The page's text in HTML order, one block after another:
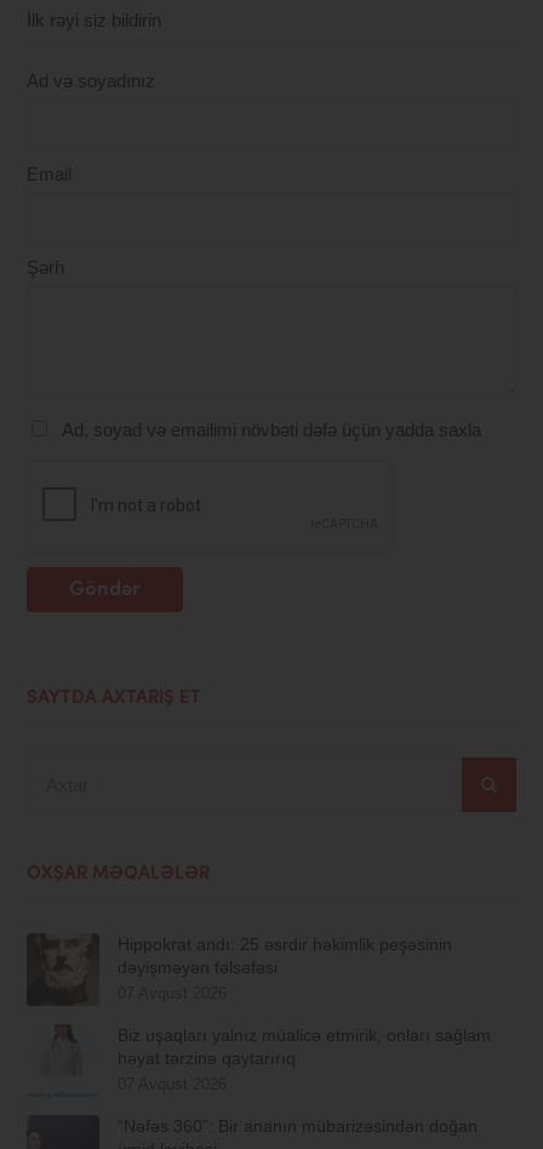
SAYTDA AXTARIŞ ET
OXŞAR MƏQALƏLƏR
Hippokrat andı: 25 əsrdir həkimlik peşəsinin
dəyişməyən fəlsəfəsi
Biz uşaqları yalnız müalicə etmirik, onları sağlam
həyat tərzinə qaytarırıq
“Nəfəs 360”: Bir ananın mübarizəsindən doğan
İlk rəyi siz bildirin
Ad və soyadınız
Email
Şərh
Ad, soyad və emailimi növbəti dəfə üçün yadda saxla
Göndər